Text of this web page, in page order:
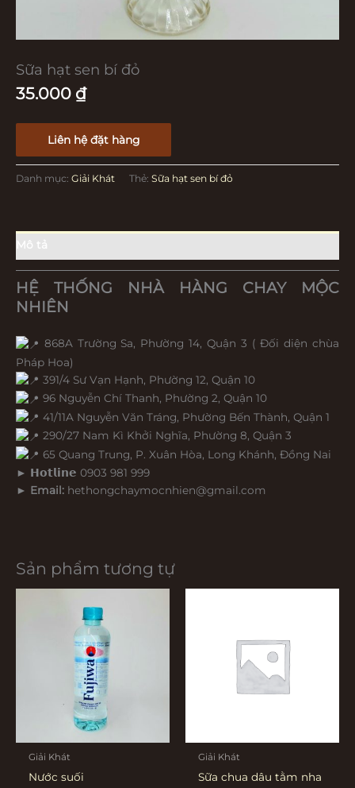
Sữa hạt sen bí đỏ
35.000 ₫
Liên hệ đặt hàng
Danh mục: Giải Khát Thẻ: Sữa hạt sen bí đỏ
Mô tả
HỆ THỐNG NHÀ HÀNG CHAY MỘC
NHIÊN
868A Trường Sa, Phường 14, Quận 3 ( Đối diện chùa
Pháp Hoa)
391/4 Sư Vạn Hạnh, Phường 12, Quận 10
96 Nguyễn Chí Thanh, Phường 2, Quận 10
41/11A Nguyễn Văn Tráng, Phường Bến Thành, Quận 1
290/27 Nam Kì Khởi Nghĩa, Phường 8, Quận 3
65 Quang Trung, P. Xuân Hòa, Long Khánh, Đồng Nai
► 𝗛𝗼𝘁𝗹𝗶𝗻𝗲 0903 981 999
► Email: hethongchaymocnhien@gmail.com
Sản phẩm tương tự
Giải Khát
Nước suối
Giải Khát
Sữa chua dâu tằm nha